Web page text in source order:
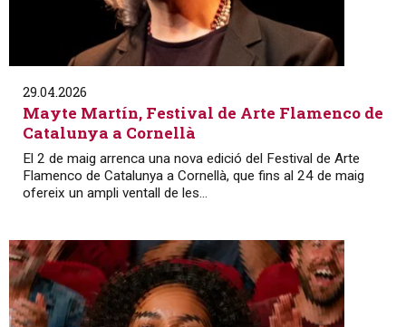
29.04.2026
Mayte Martín, Festival de Arte Flamenco de
Catalunya a Cornellà
El 2 de maig arrenca una nova edició del Festival de Arte
Flamenco de Catalunya a Cornellà, que fins al 24 de maig
ofereix un ampli ventall de les...